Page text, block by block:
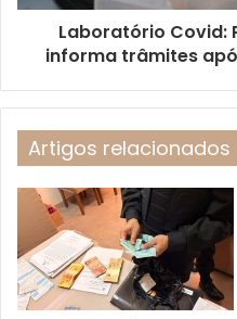
Laboratório Covid:
informa trâmites
Artigos relacionados